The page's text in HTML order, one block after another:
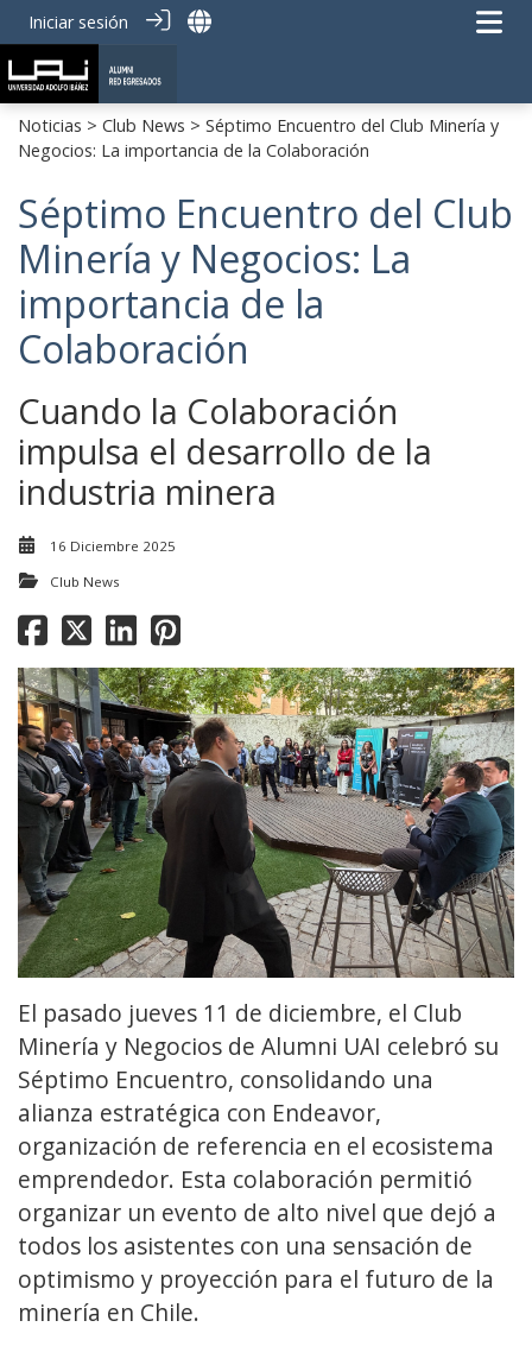
Iniciar sesión
Noticias > Club News > Séptimo Encuentro del Club Minería y
Negocios: La importancia de la Colaboración
Séptimo Encuentro del Club
Minería y Negocios: La
importancia de la
Colaboración
Cuando la Colaboración
impulsa el desarrollo de la
industria minera
16 Diciembre 2025
Club News
El pasado jueves 11 de diciembre, el Club
Minería y Negocios de Alumni UAI celebró su
Séptimo Encuentro, consolidando una
alianza estratégica con Endeavor,
organización de referencia en el ecosistema
emprendedor. Esta colaboración permitió
organizar un evento de alto nivel que dejó a
todos los asistentes con una sensación de
optimismo y proyección para el futuro de la
minería en Chile.